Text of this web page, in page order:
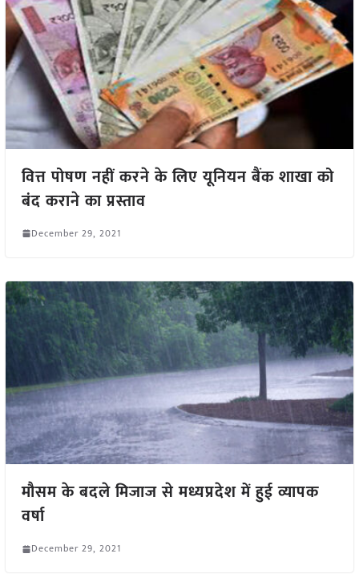
वित्त पोषण नहीं करने के लिए यूनियन बैंक शाखा को
बंद कराने का प्रस्ताव
December 29, 2021
मौसम के बदले मिजाज से मध्यप्रदेश में हुई व्यापक
वर्षा
December 29, 2021